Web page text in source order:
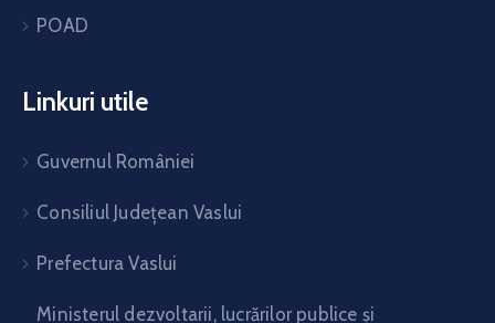
POAD
Linkuri utile
Guvernul României
Consiliul Județean Vaslui
Prefectura Vaslui
Ministerul dezvoltarii, lucrărilor publice și